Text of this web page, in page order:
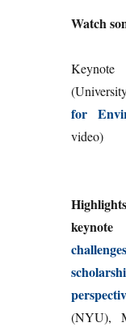
Watch
for
video)
(NYU),